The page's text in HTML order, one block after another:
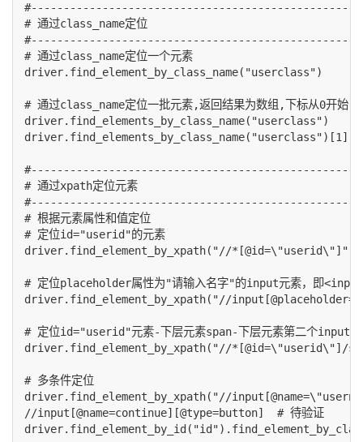
# 通过class_name定位
# 通过class_name定位一个元素
driver.find_element_by_class_name("userclass")
# 通过class_name定位一批元素,返回结果为数组,下标从0开始
driver.find_elements_by_class_name("userclass")
# 通过xpath定位元素
# 根据元素属性和值定位
# 定位id="userid"的元素
driver.find_element_by_xpath("//*[@id=\"userid\"]")
# 定位placeholder属性为"请输入名字"的input元素，即
driver.find_element_by_xpath("//
# 定位id="userid"元素-下层元素span-下层元素第二个input
driver.find_element_by_xpath("//*[@id=\"userid\"]/
# 多条件定位
driver.find_element_by_xpath("//
//input[@name=continue][@type=button]  # 待验证